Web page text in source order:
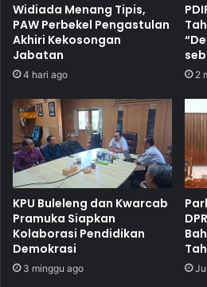
Widiada Menang Tipis,
PAW Perbekel Pengastulan
Akhiri Kekosongan
Jabatan
4 hari ago 2
KPU Buleleng dan Kwarcab
Pramuka Siapkan
Kolaborasi Pendidikan
Demokrasi
3 minggu ago